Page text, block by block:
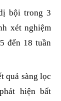
bội trong 3
xét nghiệm
đến 18 tuần
quả sàng lọc
hiện bất